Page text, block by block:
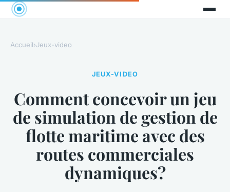
Accueil›Jeux-video
JEUX-VIDEO
Comment concevoir un jeu
de simulation de gestion de
flotte maritime avec des
routes commerciales
dynamiques?